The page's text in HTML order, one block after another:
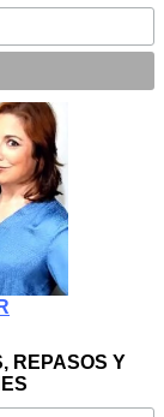
REPASOS Y